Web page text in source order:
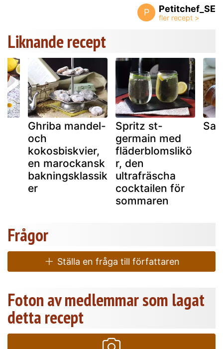
P Petitchef_SE
Liknande recept
Ghriba mandel-
och
kokosbiskvier,
en marockansk
bakningsklassik
er
Spritz st-
germain med
fläderblomslikö
r, den
ultrafräscha
cocktailen för
sommaren
Frågor
Ställa en fråga till författaren
Foton av medlemmar som lagat
detta recept